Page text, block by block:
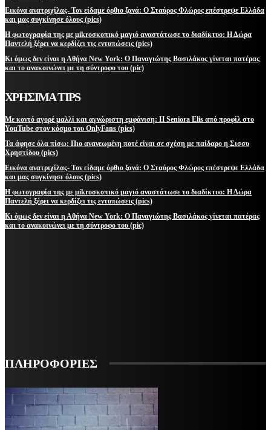
Εικόνα ανατριχίλας- Τον είδαμε όρθιο ξανά: Ο Σταύρος Φλώρος επέστρεψε Ελλάδα
και μας συγκίνησε όλους (pics)
Η φωτογραφία της με μikroσκοπικό μαγιό αναστάτωσε το διαδίκτυο: Η Δώρα
Παντελή ξέρει να κερδίζει τις εντυπώσεις (pics)
Κι όμως δεν είναι η Αθήνα New York: Ο Παναγιώτης Βασιλάκος γίνεται πατέρας
και το ανακοινώνει με τη σύντροφο του (pic)
ΧΡΗΣΙΜΑ TIPS
Με κοντό αγορέ μαλλί και αγνώριστη εμφάνιση: Η Seniora Elis από προφίλ στο
YouTube στον κόσμο του OnlyFans (pics)
Τα άφησε όλα πίσω: Πιο ανανεωμένη ποτέ είναι σε σχέση με παίδαρο η Σισσυ
Χρηστίδου (pics)
Εικόνα ανατριχίλας- Τον είδαμε όρθιο ξανά: Ο Σταύρος Φλώρος επέστρεψε Ελλάδα
και μας συγκίνησε όλους (pics)
Η φωτογραφία της με μikroσκοπικό μαγιό αναστάτωσε το διαδίκτυο: Η Δώρα
Παντελή ξέρει να κερδίζει τις εντυπώσεις (pics)
Κι όμως δεν είναι η Αθήνα New York: Ο Παναγιώτης Βασιλάκος γίνεται πατέρας
και το ανακοινώνει με τη σύντροφο του (pic)
ΠΛΗΡΟΦΟΡΙΕΣ
VARiEMAi
OFFICIAL